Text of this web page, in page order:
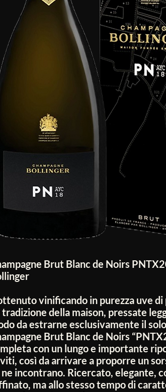
Brut Blanc de Noirs
vinificando in purezza uve
tradizione della maison, pressate
da estrarne esclusivamente il
Brut Blanc de Noirs
con un lungo e importante
così da arrivare a proporre un
ne incontrano. Ricercato, elegante,
ma allo stesso tempo di